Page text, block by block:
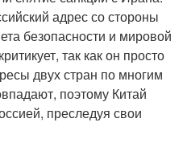
адрес со стороны
безопасности и мировой
так как он просто
двух стран по многим
поэтому Китай
преследуя свои